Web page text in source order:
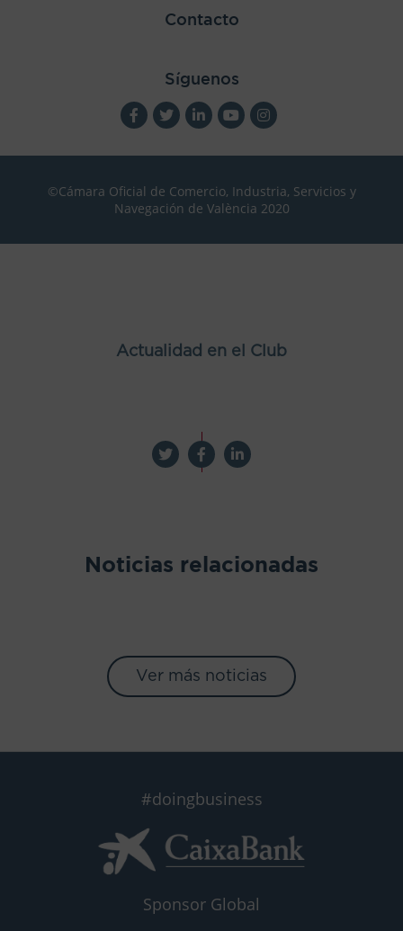
Contacto
Síguenos
©Cámara Oficial de Comercio, Industria, Servicios y
Navegación de València 2020
Actualidad en el Club
Noticias relacionadas
Ver más noticias
#doingbusiness
Sponsor Global